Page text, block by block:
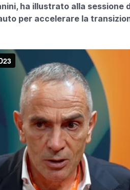
ha illustrato alla
per accelerare la